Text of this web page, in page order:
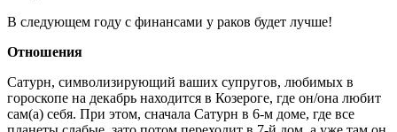
В следующем году с финансами у раков будет лучше!
Отношения
Сатурн, символизирующий ваших супругов, любимых в
гороскопе на декабрь находится в Козероге, где он/она любит
сам(а) себя. При этом, сначала Сатурн в 6-м доме, где все